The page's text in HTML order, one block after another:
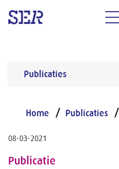
Publicaties
Home Publicaties
08-03-2021
Publicatie